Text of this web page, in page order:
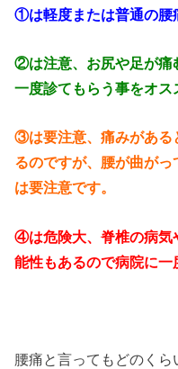
①は軽度または普通の腰
②は注意、お尻や足が痛
一度診てもらう事をオス
③は要注意、痛みがある
るのですが、腰が曲が
は要注意です。
④は危険大、脊椎の病気
能性もあるので病院に一
腰痛と言ってもどのく